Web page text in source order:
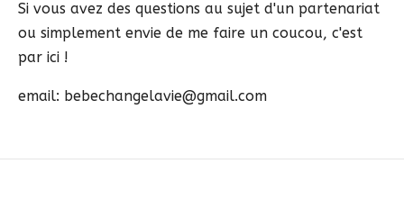
Si vous avez des questions au sujet d'un partenariat
ou simplement envie de me faire un coucou, c'est
par ici !
email: bebechangelavie@gmail.com